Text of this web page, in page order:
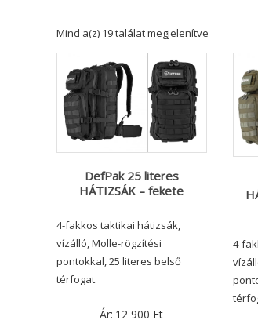
Mind a(z) 19 találat megjelenítve
DefPak 25 literes
HÁTIZSÁK – fekete
4-fakkos taktikai hátizsák,
vízálló, Molle-rögzítési
pontokkal, 25 literes belső
térfogat.
Ár: 12 900 Ft
4-